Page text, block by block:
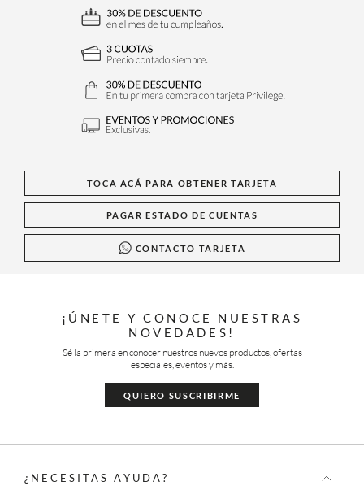
TOCA ACÁ PARA OBTENER TARJETA
PAGAR ESTADO DE CUENTAS
CONTACTO TARJETA
¡ÚNETE Y CONOCE NUESTRAS
NOVEDADES!
Sé la primera en conocer nuestros nuevos productos, ofertas
especiales, eventos y más.
QUIERO SUSCRIBIRME
¿NECESITAS AYUDA?